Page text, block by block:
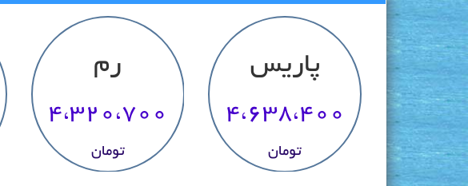
پاریس
4،638،400
تومان
رم
4،320،700
تومان